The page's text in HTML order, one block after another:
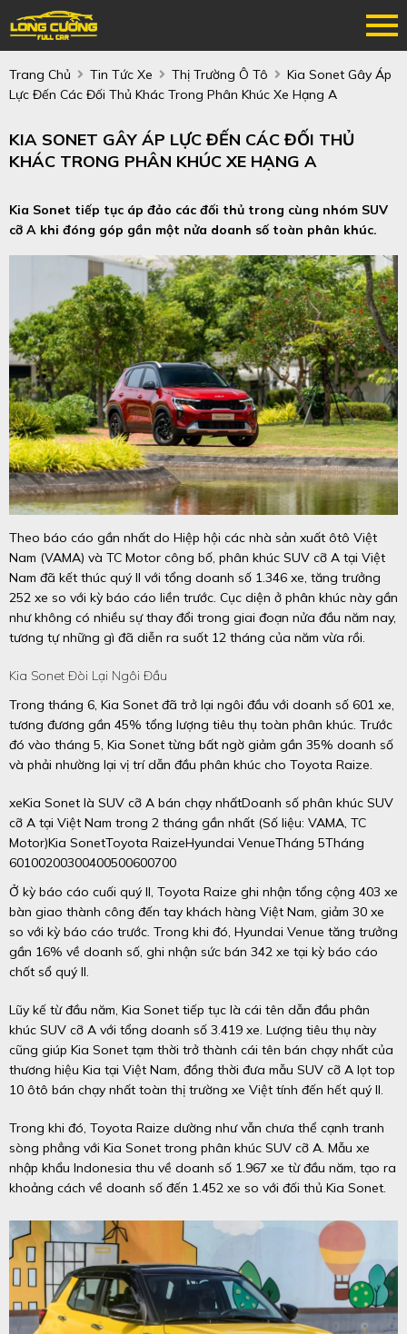
Trang Chủ Tin Tức Xe Thị Trường Ô Tô
Kia Sonet Gây Áp
Lực Đến Các Đối Thủ Khác Trong Phân Khúc Xe Hạng A
KIA SONET GÂY ÁP LỰC ĐẾN CÁC ĐỐI THỦ
KHÁC TRONG PHÂN KHÚC XE HẠNG A
Kia Sonet tiếp tục áp đảo các đối thủ trong cùng nhóm SUV
cỡ A khi đóng góp gần một nửa doanh số toàn phân khúc.
Theo báo cáo gần nhất do Hiệp hội các nhà sản xuất ôtô Việt
Nam (VAMA) và TC Motor công bố, phân khúc SUV cỡ A tại Việt
Nam đã kết thúc quý II với tổng doanh số 1.346 xe, tăng trưởng
252 xe so với kỳ báo cáo liền trước. Cục diện ở phân khúc này gần
như không có nhiều sự thay đổi trong giai đoạn nửa đầu năm nay,
tương tự những gì đã diễn ra suốt 12 tháng của năm vừa rồi.
Kia Sonet Đòi Lại Ngôi Đầu
Trong tháng 6, Kia Sonet đã trở lại ngôi đầu với doanh số 601 xe,
tương đương gần 45% tổng lượng tiêu thụ toàn phân khúc. Trước
đó vào tháng 5, Kia Sonet từng bất ngờ giảm gần 35% doanh số
và phải nhường lại vị trí dẫn đầu phân khúc cho Toyota Raize.
xeKia Sonet là SUV cỡ A bán chạy nhấtDoanh số phân khúc SUV
cỡ A tại Việt Nam trong 2 tháng gần nhất (Số liệu: VAMA, TC
Motor)Kia SonetToyota RaizeHyundai VenueTháng 5Tháng
60100200300400500600700
Ở kỳ báo cáo cuối quý II, Toyota Raize ghi nhận tổng cộng 403 xe
bàn giao thành công đến tay khách hàng Việt Nam, giảm 30 xe
so với kỳ báo cáo trước. Trong khi đó, Hyundai Venue tăng trưởng
gần 16% về doanh số, ghi nhận sức bán 342 xe tại kỳ báo cáo
chốt sổ quý II.
Lũy kế từ đầu năm, Kia Sonet tiếp tục là cái tên dẫn đầu phân
khúc SUV cỡ A với tổng doanh số 3.419 xe. Lượng tiêu thụ này
cũng giúp Kia Sonet tạm thời trở thành cái tên bán chạy nhất của
thương hiệu Kia tại Việt Nam, đồng thời đưa mẫu SUV cỡ A lọt top
10 ôtô bán chạy nhất toàn thị trường xe Việt tính đến hết quý II.
Trong khi đó, Toyota Raize dường như vẫn chưa thể cạnh tranh
sòng phẳng với Kia Sonet trong phân khúc SUV cỡ A. Mẫu xe
nhập khẩu Indonesia thu về doanh số 1.967 xe từ đầu năm, tạo ra
khoảng cách về doanh số đến 1.452 xe so với đối thủ Kia Sonet.